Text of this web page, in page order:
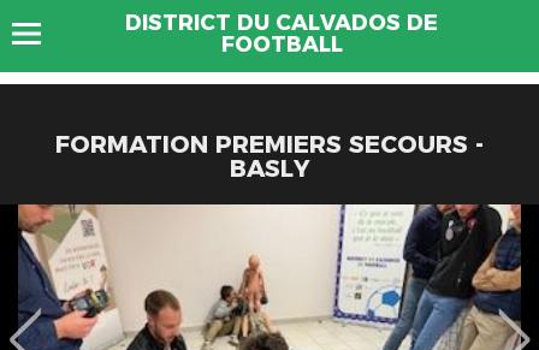
DISTRICT DU CALVADOS DE
FOOTBALL
FORMATION PREMIERS SECOURS -
BASLY